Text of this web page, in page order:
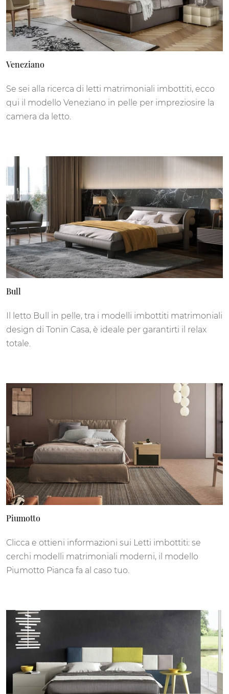
Veneziano
Se sei alla ricerca di letti matrimoniali imbottiti, ecco
qui il modello Veneziano in pelle per impreziosire la
camera da letto.
Bull
Il letto Bull in pelle, tra i modelli imbottiti matrimoniali
design di Tonin Casa, è ideale per garantirti il relax
totale.
Piumotto
Clicca e ottieni informazioni sui Letti imbottiti: se
cerchi modelli matrimoniali moderni, il modello
Piumotto Pianca fa al caso tuo.